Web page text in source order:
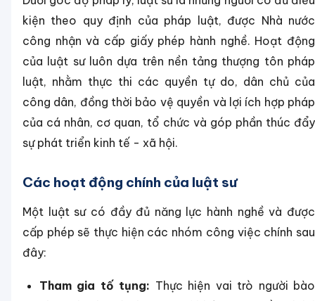
kiện theo quy định của pháp luật, được Nhà nước
công nhận và cấp giấy phép hành nghề. Hoạt động
của luật sư luôn dựa trên nền tảng thượng tôn pháp
luật, nhằm thực thi các quyền tự do, dân chủ của
công dân, đồng thời bảo vệ quyền và lợi ích hợp pháp
của cá nhân, cơ quan, tổ chức và góp phần thúc đẩy
sự phát triển kinh tế - xã hội.
Các hoạt động chính của luật sư
Một luật sư có đầy đủ năng lực hành nghề và được
cấp phép sẽ thực hiện các nhóm công việc chính sau
đây:
Tham gia tố tụng: Thực hiện vai trò người bào